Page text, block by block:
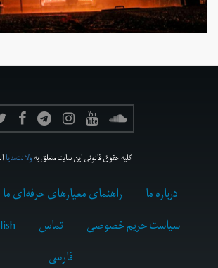
کلیه حقوق قانونی این سایت متعلق بهولانت‌مدیا
درباره ما راهنمای معیارهای حرفه‌ای ما
سیاست حریم خصوصی
تماس
فارسى